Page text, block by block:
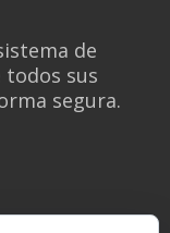
de
todos sus
segura.